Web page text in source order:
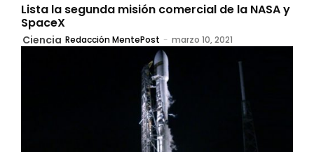
Lista la segunda misión comercial de la NASA y
SpaceX
Ciencia Redacción MentePost - marzo 10, 2021